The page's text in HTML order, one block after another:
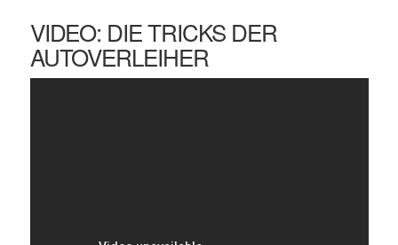
VIDEO: DIE TRICKS DER
AUTOVERLEIHER